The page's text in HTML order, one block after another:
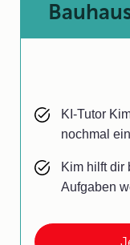
KI-Tutor
nochmal
Kim hilft dir
Aufgaben